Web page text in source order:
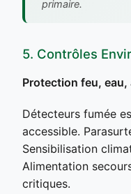
primaire.
5. Contrôles
Protection feu,
Détecteurs fumée
accessible.
Sensibilisation
Alimentation
critiques.